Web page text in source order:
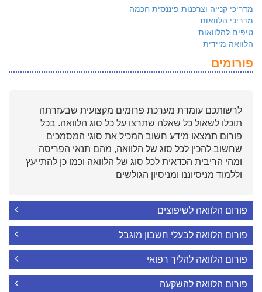
מדריכי קנייה וצרכנות פיננסית חכמה
מדריכי הלוואות
טיפים להלוואות
הלוואה מיידית
פורומים
לרשותכם עומדת מערכת פרומים מקצועית שבעזרתה
תוכלו לשאול כל שאלה שתרצו על כל סוג הלוואה. בכל
פורום תמצאו מידע חשוב המכיל את סוגי המסמכים
שחשוב להכין לכל סוג של הלוואה, מהם תנאי הפריסה
ומהי הריבית הכדאית לכל סוג של הלוואה וכמו כן להתייעץ
וללמוד מניסיוננו ומניסיון הגולשים
פורום הלוואה לשיפוצים
פורום הלוואה לבעלי חשבון מוגבל
פורום הלוואה להליך רפואי
פורום הלוואה להשקעה